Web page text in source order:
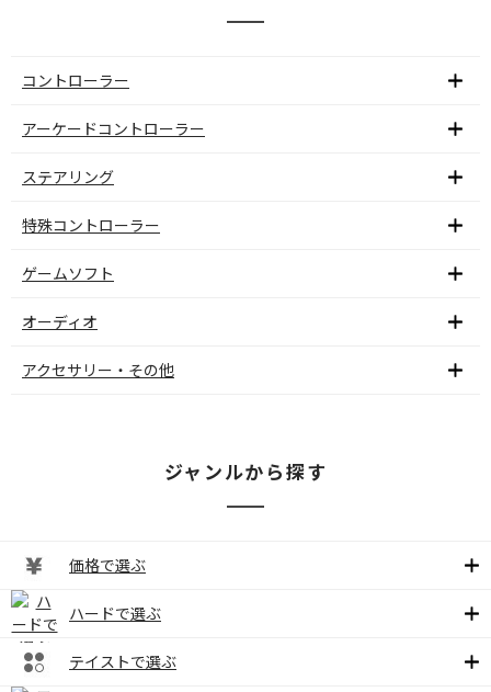
コントローラー
アーケードコントローラー
ステアリング
特殊コントローラー
ゲームソフト
オーディオ
アクセサリー・その他
ジャンルから探す
価格で選ぶ
ハードで選ぶ
テイストで選ぶ